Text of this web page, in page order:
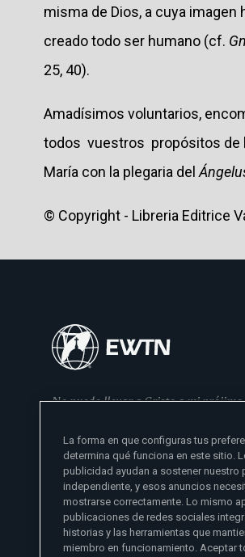
misma de Dios, a cuya imagen
creado todo ser humano (cf. Gn
25, 40).
Amadísimos voluntarios,
todos vuestros propósitos de
María con la plegaria del
© Copyright - Libreria Editrice
No puedo llevar a Cristo a mi
- Madre Angelica
La forma en que configuras tus
determina qué funciona en este sitio.
publicidad ayudan a sostener nuestro
independiente, y esos anuncios
mostrarse correctamente. Lo mismo
publicaciones de redes sociales
historias y las herramientas que
miembro en funcionamiento. Aceptar